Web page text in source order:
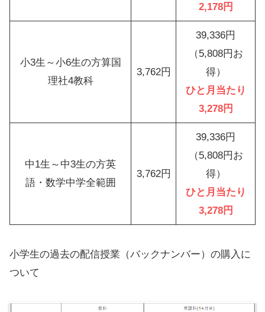
2,178円
小3生～小6生の方算国
理社4教科
3,762円
39,336円
（5,808円お
得）
ひと月当たり
3,278円
中1生～中3生の方英
語・数学中学全範囲
3,762円
39,336円
（5,808円お
得）
ひと月当たり
3,278円
小学生の過去の配信授業（バックナンバー）の購入に
ついて